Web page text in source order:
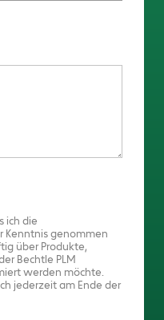
ich die
Kenntnis genommen
über Produkte,
Bechtle PLM
werden möchte.
jederzeit am Ende der